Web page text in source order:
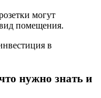
могут
помещения.
в
нужно знать и